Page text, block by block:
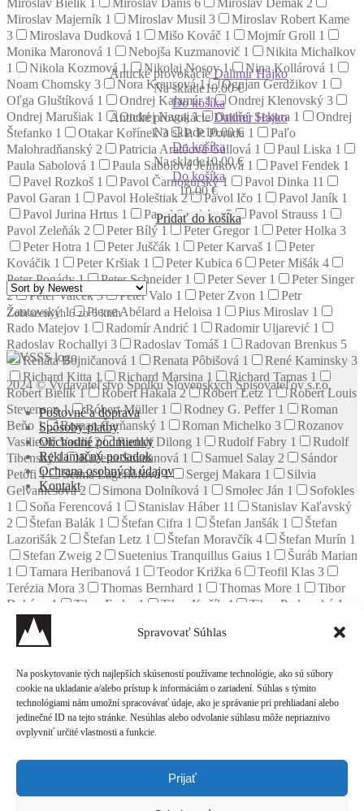
Spravovať Súhlas
Na poskytovanie tých najlepších skúseností používame technológie, ako sú súbory
cookie na ukladanie a/alebo prístup k informáciám o zariadení. Súhlas s týmito
technológiami nám umožní spracovávať údaje, ako je správanie pri prehliadaní alebo
jedinečné ID na tejto stránke. Nesúhlas alebo odvolanie súhlasu môže nepriaznivo
ovplyvniť určité vlastnosti a funkcie.
Prijať
Miroslav Bielik 1 Miroslav Daniš 6 Miroslav Demák 2
Miroslav Majerník 1 Miroslav Musil 3
Miroslav Robert Kame
3
Miroslava Dudková 1 Mišo Kováč 1 Mojmír Groll 1
Monika Maronová 1 Nebojša Kuzmanovič 1
Nikita Michalkov
1
Nikola Kozmová 1 Nikolaj Nosov1 Nina Kollárová 1
Noam Chomsky 3 Nora Krausová1 Ognjan Gerdžikov 1
Oľga Gluštíková 1 Ondrej Kalamár1 Ondrej Klenovský 3
Ondrej Marušiak 1 Ondrej Nagaj1 Ondřej Sekora 1
Ondrej
Štefanko 1 Otakar Kořínek3 P. P. Porada 1
Paľo
Malohradňanský 2 Patricia Aratóová Gallová 1 Paul Liska 1
Paula Sabolová 1 Paula Sabolová Jelínková 1 Pavel Fendek 1
Pavel Rozkoš 1 Pavol Čarnogurský1 Pavol Dinka 11
Pavol Garan 1 Pavol Holeštiak2 Pavol Ičo 1 Pavol Janík 1
Pavol Jurina Hrtus 1 Pavol Stanislav5 Pavol Strauss 1
Pavol Zeleňák 2 Peter Bílý 1 Peter Gregor 1 Peter Holka 3
Peter Hotra 1 Peter Juščák 1 Peter Karvaš 1
Peter
Kováčik 1 Peter Kršiak 1 Peter Kubica 6 Peter Mišák 4
Peter Pogády1 Peter Schneider 1 Peter Sever 1
Peter Singer
2
Peter Valček3 Peter Valo 1 Peter Zvon 1
Petr
Žantovský1 Pierre Abélard a Heloisa 1 Pius Miroslav 1
Rado Matejov 1 Radomír Andrić 1 Radomir Uljarević 1
Radoslav Rochallyi 3 Radoslav Tomáš 1 Radovan Brenkus 5
Renáta Bojničanová 1 Renata Pôbišová 1 René Kaminsky 3
Richard Kitta 1 Richard Marsina 1 Richard Tarnas 1
Robert Bielik1 Robert Hakala2 Róbert Letz 1
Robert Louis
Stevenson1 Róbert Müller 1 Rodney G. Peffer 1
Roman
Beňo 1 Roman Čerňanský 1 Roman Michelko 3
Rozanov
Vasilievič Vasilij2 Rudolf Dilong 1 Rudolf Fabry 1
Rudolf
Tibenský1 Ružena Smatanová 1 Samuel Salay 2
Sándor
Petőfi1 Selma Lagerlöfová1 Sergej Makara 1
Silvia
Gelvanicsová2 Simona Dolníková 1 Smolec Ján 1
Sofokles
1
Soňa Ferencová 1 Stanislav Háber 11
Stanislav Kaľavský
2
Štefan Balák 1 Štefan Cifra 1 Štefan Janšák 1
Štefan
Lazorišák 2 Štefan Letz 1 Štefan Moravčík 4 Štefan Murín 1
Stefan Zweig 2 Suetenius Tranquillus Gaius 1
Šuráb Marian
1
Tamara Heribanová 1 Teodor Križka 6 Teofil Klas 3
Terézia Mora 3 Thomas Bernhard 1 Thomas More 1
Tibor
Dohány 1 Tibor Ferko 1 Tibor Kočík 4 Tibor Parkanský 1
Tido J. Gašpar
Campanella
Traat Mats1 Turgenev Ivan Sergejevič
Valentín Beniak1 Vasil Stefan Koban1
Veronika
Krásnohorská1 Viera Benková3 Viera Švenková19
Pelevin6 Viktor Vejnik1 Viktória Laurent Škrabalová1
Viktoria Zlatkina1 Viliam Marčok1 Viliam Turčány2
Vincent Šabík2 Víťazoslav Hronec
Lobotka
Vladimír Puchala
Vladimíra Komorovská4 Vladislav Suvák1 Vlado Bálint
Antické provokácie Dalimír Hajko
Na sklade10.00 €
Do košíka
Antické provokácie Dalimír Hajko
Na sklade10.00 €
Do košíka
Na sklade10.00 €
Do košíka
10.00€
Pridať do košíka
Zobrazených 6 zo 6 kníh
2024 © Vydavateľstvo Spolku Slovenských Spisovateľov s.r.o.
Poštovné a doprava
Spôsoby platby
Obchodné podmienky
Reklamačný poriadok
Ochrana osobných údajov
Kontakt